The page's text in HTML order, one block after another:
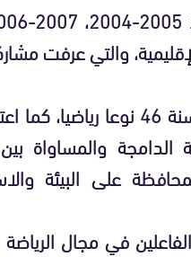
وشمل برنامج النشاط الرياضي المدرسي
الدامجة والمساواة
على البيئة
في مجال